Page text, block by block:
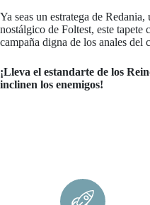
Ya seas un estratega de
nostálgico de Foltest, este tapete
campaña digna de los anales del
¡Lleva el estandarte de los
inclinen los enemigos!